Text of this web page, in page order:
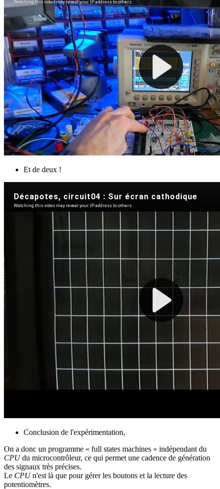
Et de deux !
Conclusion de l'expérimentation,
On a donc un programme « full states machines » indépendant du
CPUdu microcontrôleur, ce qui permet une cadence de génération
des signaux très précises.
Le CPUn'est là que pour gérer les boutons et la lecture des
potentiomètres.